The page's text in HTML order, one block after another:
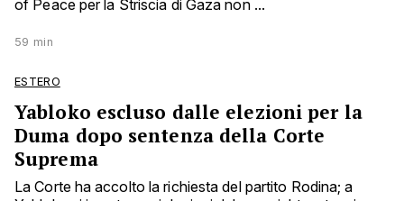
of Peace per la Striscia di Gaza non ...
59 min
ESTERO
Yabloko escluso dalle elezioni per la
Duma dopo sentenza della Corte
Suprema
La Corte ha accolto la richiesta del partito Rodina; a